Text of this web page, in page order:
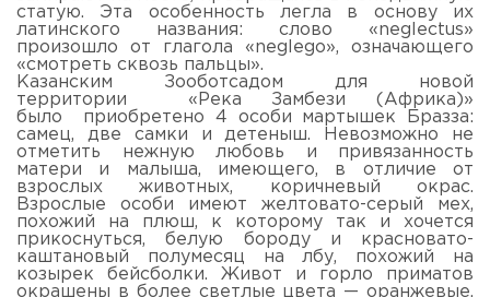
статую. Эта особенность легла в основу их
латинского названия: слово «neglectus»
произошло от глагола «neglego», означающего
«смотреть сквозь пальцы».
Казанским Зооботсадом для новой
территории «Река Замбези (Африка)»
было приобретено 4 особи мартышек Бразза:
самец, две самки и детеныш. Невозможно не
отметить нежную любовь и привязанность
матери и малыша, имеющего, в отличие от
взрослых животных, коричневый окрас.
Взрослые особи имеют желтовато-серый мех,
похожий на плюш, к которому так и хочется
прикоснуться, белую бороду и красновато-
каштановый полумесяц на лбу, похожий на
козырек бейсболки. Живот и горло приматов
окрашены в более светлые цвета — оранжевые,